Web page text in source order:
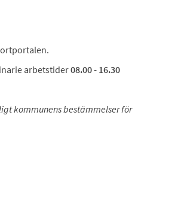
arbetstider08.00 - 16.30
kommunens bestämmelser för